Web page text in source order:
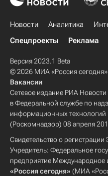
Новости Аналитика
Спецпроекты
Реклама
Версия 2023.1 Beta
© 2026 МИА «Россия сегодня»
Вакансии
Сетевое издание РИА Новости
в Федеральной службе по
информационных
(Роскомнадзор) 08 апреля
Свидетельство о
Учредитель: Федеральное
предприятие Международное
«Россия сегодня» (МИА